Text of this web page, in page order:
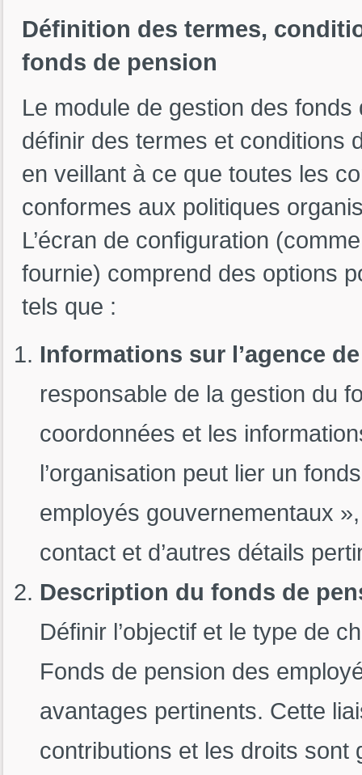
Définition des termes,
fonds de pension
Le module de gestion des
définir des termes et conditions
en veillant à ce que toutes les
conformes aux politiques
L’écran de configuration
fournie) comprend des options
tels que :
Informations sur l’agence
responsable de la gestion du
coordonnées et les
l’organisation peut lier un
employés gouvernementaux
contact et d’autres détails
Description du fonds de
Définir l’objectif et le type de
Fonds de pension des
avantages pertinents. Cette
contributions et les droits